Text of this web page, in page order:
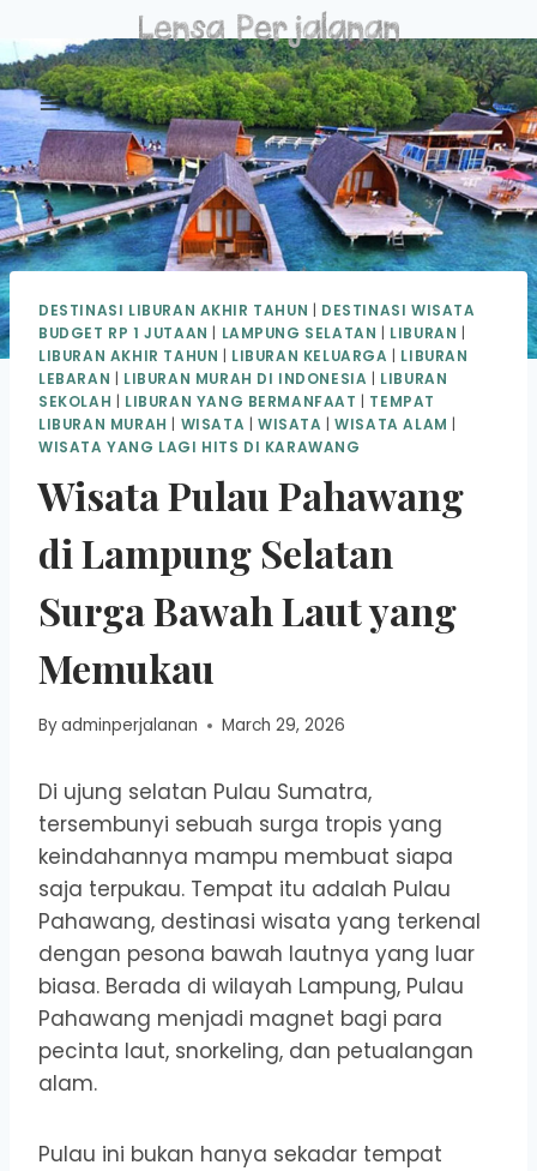
to
content
DESTINASI LIBURAN AKHIR TAHUN | DESTINASI WISATA
BUDGET RP 1 JUTAAN | LAMPUNG SELATAN | LIBURAN |
LIBURAN AKHIR TAHUN | LIBURAN KELUARGA | LIBURAN
LEBARAN | LIBURAN MURAH DI INDONESIA | LIBURAN
SEKOLAH | LIBURAN YANG BERMANFAAT | TEMPAT
LIBURAN MURAH | WISATA | WISATA |WISATA ALAM |
WISATA YANG LAGI HITS DI KARAWANG
Wisata Pulau Pahawang
di Lampung Selatan
Surga Bawah Laut yang
Memukau
Byadminperjalanan March 29, 2026
Di ujung selatan Pulau Sumatra,
tersembunyi sebuah surga tropis yang
keindahannya mampu membuat siapa
saja terpukau. Tempat itu adalah Pulau
Pahawang, destinasi wisata yang terkenal
dengan pesona bawah lautnya yang luar
biasa. Berada di wilayah Lampung, Pulau
Pahawang menjadi magnet bagi para
pecinta laut, snorkeling, dan petualangan
alam.
Pulau ini bukan hanya sekadar tempat